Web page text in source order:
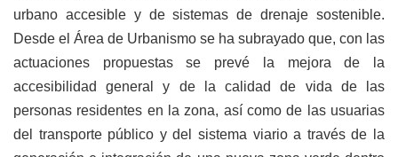
urbano accesible y de sistemas de drenaje sostenible.
Desde el Área de Urbanismo se ha subrayado que, con las
actuaciones propuestas se prevé la mejora de la
accesibilidad general y de la calidad de vida de las
personas residentes en la zona, así como de las usuarias
del transporte público y del sistema viario a través de la